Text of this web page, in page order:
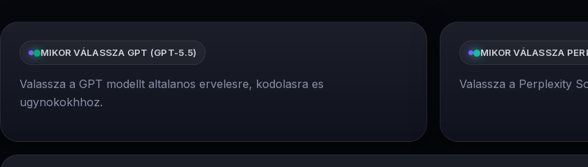
MIKOR VÁLASSZA GPT (GPT-5.5)
Valassza a GPT modellt altalanos ervelesre, kodolasra es
ugynokokhhoz.
MIKOR VÁLASSZA
Valassza a Perplexity